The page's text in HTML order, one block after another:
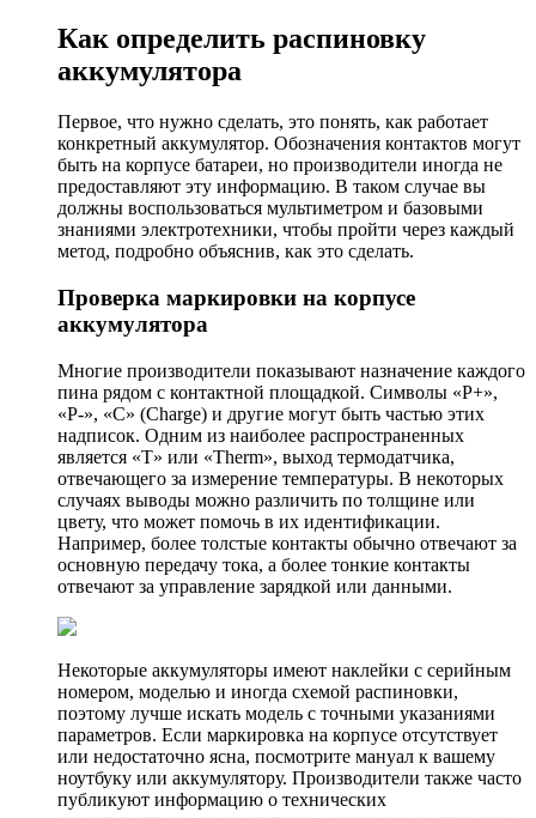
Как определить распиновку
аккумулятора
Первое, что нужно сделать, это понять, как работает
конкретный аккумулятор. Обозначения контактов могут
быть на корпусе батареи, но производители иногда не
предоставляют эту информацию. В таком случае вы
должны воспользоваться мультиметром и базовыми
знаниями электротехники, чтобы пройти через каждый
метод, подробно объяснив, как это сделать.
Проверка маркировки на корпусе
аккумулятора
Многие производители показывают назначение каждого
пина рядом с контактной площадкой. Символы «P+»,
«P-», «C» (Charge) и другие могут быть частью этих
надписок. Одним из наиболее распространенных
является «T» или «Therm», выход термодатчика,
отвечающего за измерение температуры. В некоторых
случаях выводы можно различить по толщине или
цвету, что может помочь в их идентификации.
Например, более толстые контакты обычно отвечают за
основную передачу тока, а более тонкие контакты
отвечают за управление зарядкой или данными.
Некоторые аккумуляторы имеют наклейки с серийным
номером, моделью и иногда сxемой распиновки,
поэтому лучше искать модель с точными указаниями
параметров. Если маркировка на корпусе отсутствует
или недостаточно ясна, посмотрите мануал к вашему
ноутбуку или аккумулятору. Производители также часто
публикуют информацию о технических